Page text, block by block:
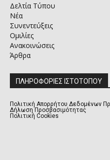
Δελτία Τύπου
Νέα
Συνεντεύξεις
Ομιλίες
Ανακοινώσεις
Άρθρα
ΠΛΗΡΟΦΟΡΙΕΣ ΙΣΤΟΤΟΠΟΥ
Πολιτική Απορρήτου Δεδομένων
Δήλωση Προσβασιμότητας
Πολιτική Cookies